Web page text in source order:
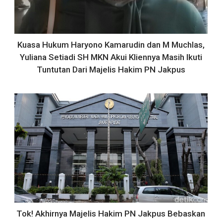
Kuasa Hukum Haryono Kamarudin dan M Muchlas,
Yuliana Setiadi SH MKN Akui Kliennya Masih Ikuti
Tuntutan Dari Majelis Hakim PN Jakpus
Tok! Akhirnya Majelis Hakim PN Jakpus Bebaskan